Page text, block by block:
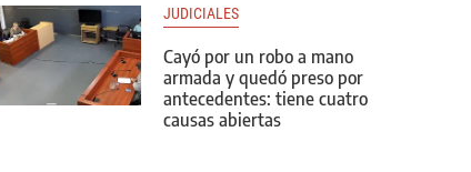
JUDICIALES
Cayó por un robo a mano
armada y quedó preso por
antecedentes: tiene cuatro
causas abiertas